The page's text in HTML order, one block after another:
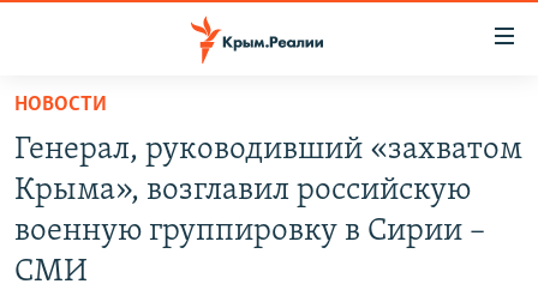
Вернуться
основному
содержанию
Вернутся
главной
СПЕЦПРОЕКТЫ
КАРТА ВОЕННЫХ ОБЪЕКТОВ КРЫМА
ВОДА
ИСТОРИЯ
НОВОСТИ
Генерал, руководивший «захватом
Крыма», возглавил российскую
военную группировку в Сирии –
СМИ